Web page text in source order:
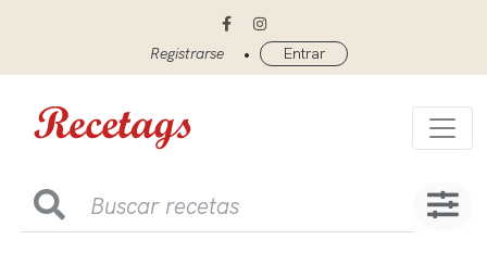
Registrarse • Entrar